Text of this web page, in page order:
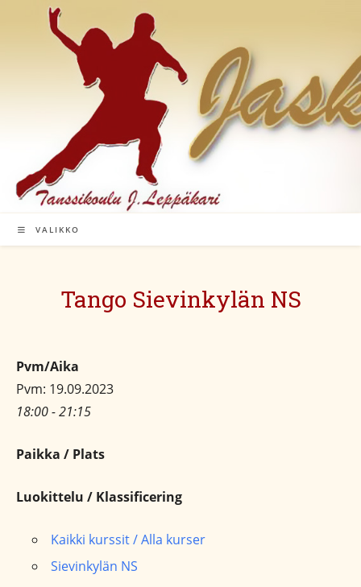
VALIKKO
Tango Sievinkylän NS
Pvm/Aika
Pvm: 19.09.2023
18:00 - 21:15
Paikka / Plats
Luokittelu / Klassificering
Kaikki kurssit / Alla kurser
Sievinkylän NS